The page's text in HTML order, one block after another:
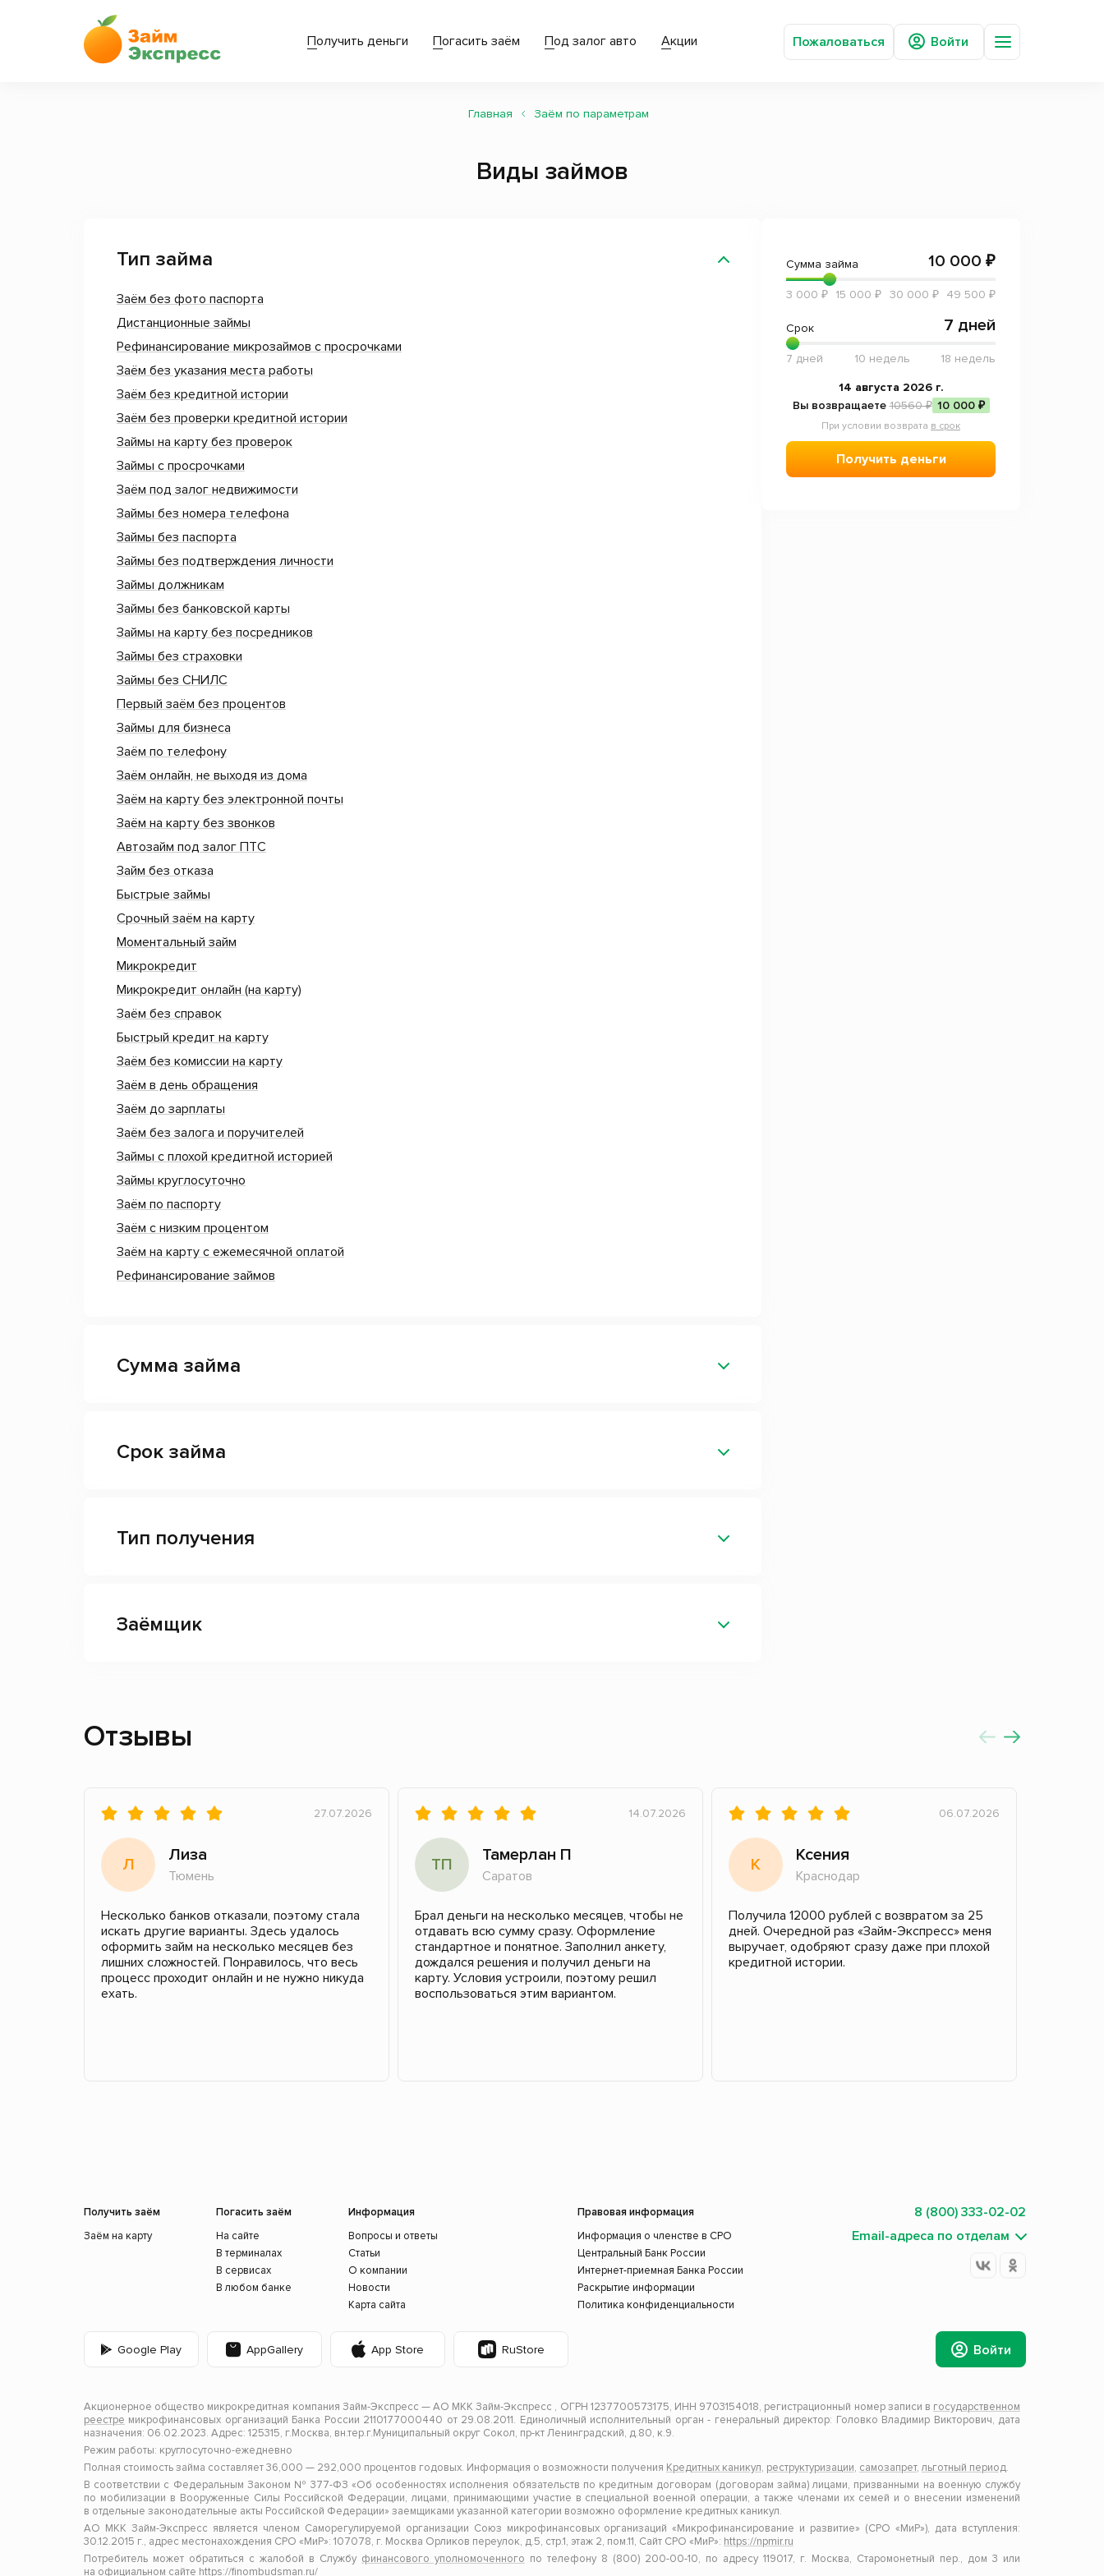
Получить деньги Погасить заём Под залог авто Акции Пожаловаться Войти
Главная Заём по параметрам
Виды займов
Тип займа
Заём без фото паспорта
Дистанционные займы
Рефинансирование микрозаймов с просрочками
Заём без указания места работы
Заём без кредитной истории
Заём без проверки кредитной истории
Займы на карту без проверок
Займы с просрочками
Заём под залог недвижимости
Займы без номера телефона
Займы без паспорта
Займы без подтверждения личности
Займы должникам
Займы без банковской карты
Займы на карту без посредников
Займы без страховки
Займы без СНИЛС
Первый заём без процентов
Займы для бизнеса
Заём по телефону
Заём онлайн, не выходя из дома
Заём на карту без электронной почты
Заём на карту без звонков
Автозайм под залог ПТС
Займ без отказа
Быстрые займы
Срочный заём на карту
Моментальный займ
Микрокредит
Микрокредит онлайн (на карту)
Заём без справок
Быстрый кредит на карту
Заём без комиссии на карту
Заём в день обращения
Заём до зарплаты
Заём без залога и поручителей
Займы с плохой кредитной историей
Займы круглосуточно
Заём по паспорту
Заём с низким процентом
Заём на карту с ежемесячной оплатой
Рефинансирование займов
Сумма займа
Срок займа
Тип получения
Заёмщик
Сумма займа 10 000 ₽
3 000 ₽ 15 000 ₽ 30 000 ₽ 49 500 ₽
Срок 7 дней
7 дней 10 недель 18 недель
14 августа 2026 г.
Вы возвращаете10560 ₽ 10 000 ₽
При условии возврата в срок
Получить деньги
Отзывы
27.07.2026
Л Лиза
Тюмень
Несколько банков отказали, поэтому стала
искать другие варианты. Здесь удалось
оформить займ на несколько месяцев без
лишних сложностей. Понравилось, что весь
процесс проходит онлайн и не нужно никуда
ехать.
14.07.2026
ТП Тамерлан П
Саратов
Брал деньги на несколько месяцев, чтобы не
отдавать всю сумму сразу. Оформление
стандартное и понятное. Заполнил анкету,
дождался решения и получил деньги на
карту. Условия устроили, поэтому решил
воспользоваться этим вариантом.
06.07.2026
К Ксения
Краснодар
Получила 12000 рублей с возвратом за 25
дней. Очередной раз «Займ-Экспресс» меня
выручает, одобряют сразу даже при плохой
кредитной истории.
Получить заём
Заём на карту
Погасить заём
На сайте
В терминалах
В сервисах
В любом банке
Информация
Вопросы и ответы
Статьи
О компании
Новости
Карта сайта
Правовая информация
Информация о членстве в СРО
Центральный Банк России
Интернет-приемная Банка России
Раскрытие информации
Политика конфиденциальности
8 (800) 333-02-02
Email-адреса по отделам
Войти
Google Play AppGallery App Store RuStore
Акционерное общество микрокредитная компания Займ-Экспресс — АО МКК Займ-Экспресс , ОГРН 1237700573175, ИНН 9703154018, регистрационный номер записи в государственном
реестре микрофинансовых организаций Банка России 2110177000440 от 29.08.2011. Единоличный исполнительный орган - генеральный директор: Головко Владимир Викторович, дата
назначения: 06.02.2023. Адрес: 125315, г.Москва, вн.тер.г.Муниципальный округ Сокол, пр-кт Ленинградский, д.80, к.9.
Режим работы: круглосуточно-ежедневно
Полная стоимость займа составляет 36,000 — 292,000 процентов годовых. Информация о возможности получения Кредитных каникул, реструктуризации, самозапрет, льготный период.
В соответствии с Федеральным Законом № 377-ФЗ «Об особенностях исполнения обязательств по кредитным договорам (договорам займа) лицами, призванными на военную службу
по мобилизации в Вооруженные Силы Российской Федерации, лицами, принимающими участие в специальной военной операции, а также членами их семей и о внесении изменений
в отдельные законодательные акты Российской Федерации» заемщиками указанной категории возможно оформление кредитных каникул.
АО МКК Займ-Экспресс является членом Саморегулируемой организации Союз микрофинансовых организаций «Микрофинансирование и развитие» (СРО «МиР»), дата вступления:
30.12.2015 г., адрес местонахождения СРО «МиР»: 107078, г. Москва Орликов переулок, д.5, стр.1, этаж 2, пом.11, Сайт СРО «МиР»: https://npmir.ru
Потребитель может обратиться с жалобой в Службу финансового уполномоченного по телефону 8 (800) 200-00-10, по адресу 119017, г. Москва, Старомонетный пер., дом 3 или
на официальном сайте https://finombudsman.ru/